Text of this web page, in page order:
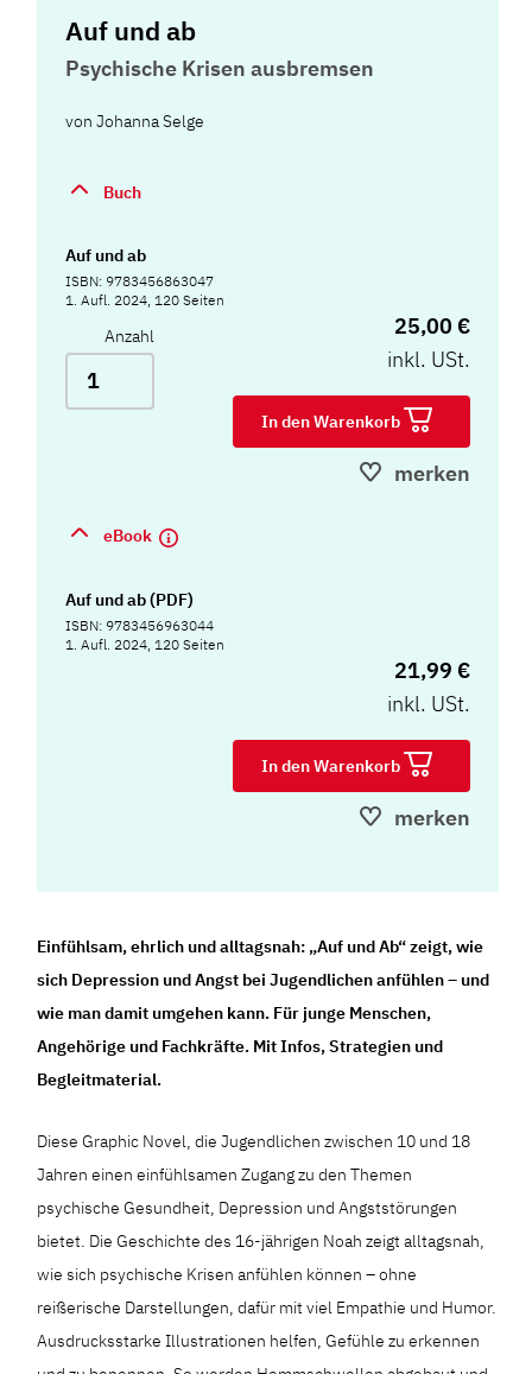
Auf und ab
Psychische Krisen ausbremsen
vonJohanna Selge
Buch
Auf und ab
ISBN: 9783456863047
1. Aufl. 2024, 120 Seiten
Anzahl
25,00 €
inkl. USt.
In den Warenkorb
merken
eBook
Auf und ab (PDF)
ISBN: 9783456963044
1. Aufl. 2024, 120 Seiten
21,99 €
inkl. USt.
In den Warenkorb
merken
Einfühlsam, ehrlich und alltagsnah: „Auf und Ab“ zeigt, wie
sich Depression und Angst bei Jugendlichen anfühlen – und
wie man damit umgehen kann. Für junge Menschen,
Angehörige und Fachkräfte. Mit Infos, Strategien und
Begleitmaterial.
Diese Graphic Novel, die Jugendlichen zwischen 10 und 18
Jahren einen einfühlsamen Zugang zu den Themen
psychische Gesundheit, Depression und Angststörungen
bietet. Die Geschichte des 16-jährigen Noah zeigt alltagsnah,
wie sich psychische Krisen anfühlen können – ohne
reißerische Darstellungen, dafür mit viel Empathie und Humor.
Ausdrucksstarke Illustrationen helfen, Gefühle zu erkennen